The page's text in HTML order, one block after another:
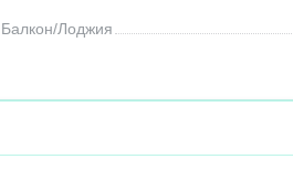
Балкон/Лоджия